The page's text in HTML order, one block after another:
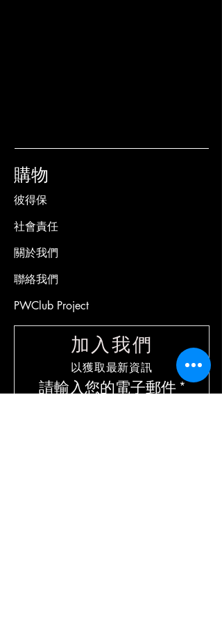
購物
彼得保
社會責任
關於我們
聯絡我們
PWClub Project
加入我們
​以獲取最新資訊
請輸入您的電子郵件